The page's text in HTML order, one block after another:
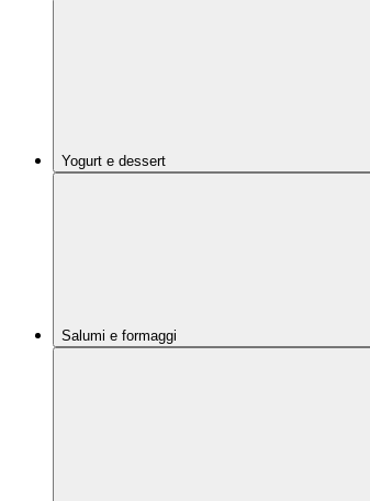
Yogurt e dessert
Salumi e formaggi